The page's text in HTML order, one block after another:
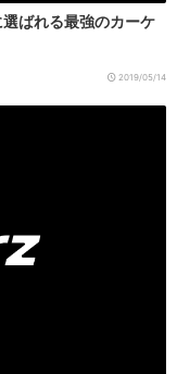
ばれる最強のカーケ
2019/05/14